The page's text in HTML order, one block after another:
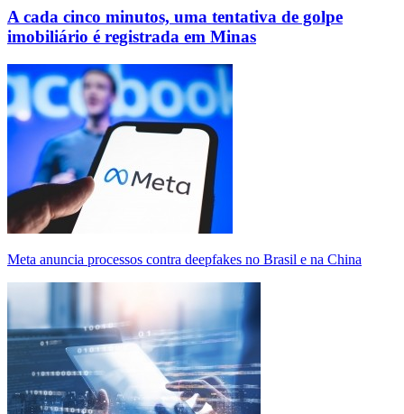
A cada cinco minutos, uma tentativa de golpe
imobiliário é registrada em Minas
Meta anuncia processos contra deepfakes no Brasil e na China